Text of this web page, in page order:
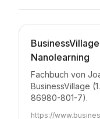
Nanolearning
Fachbuch von
BusinessVillage
86980-801-7).
https://